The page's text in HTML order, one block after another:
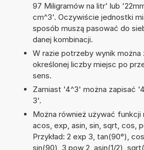
97 Miligramów na litr' lub
cm^3'. Oczywiście jednostki
sposób muszą pasować do
danej kombinacji.
W razie potrzeby wynik można
określonej liczby miejsc po
sens.
Zamiast '4^3' można zapisać
3'.
Można również używać
acos, exp, asin, sin, sqrt, cos,
Przykład: 2 exp 3, tan(90°),
sin(90), 3 pow 2, asin(1/2),